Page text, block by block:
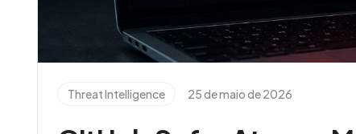
Threat Intelligence 25 de maio de 2026